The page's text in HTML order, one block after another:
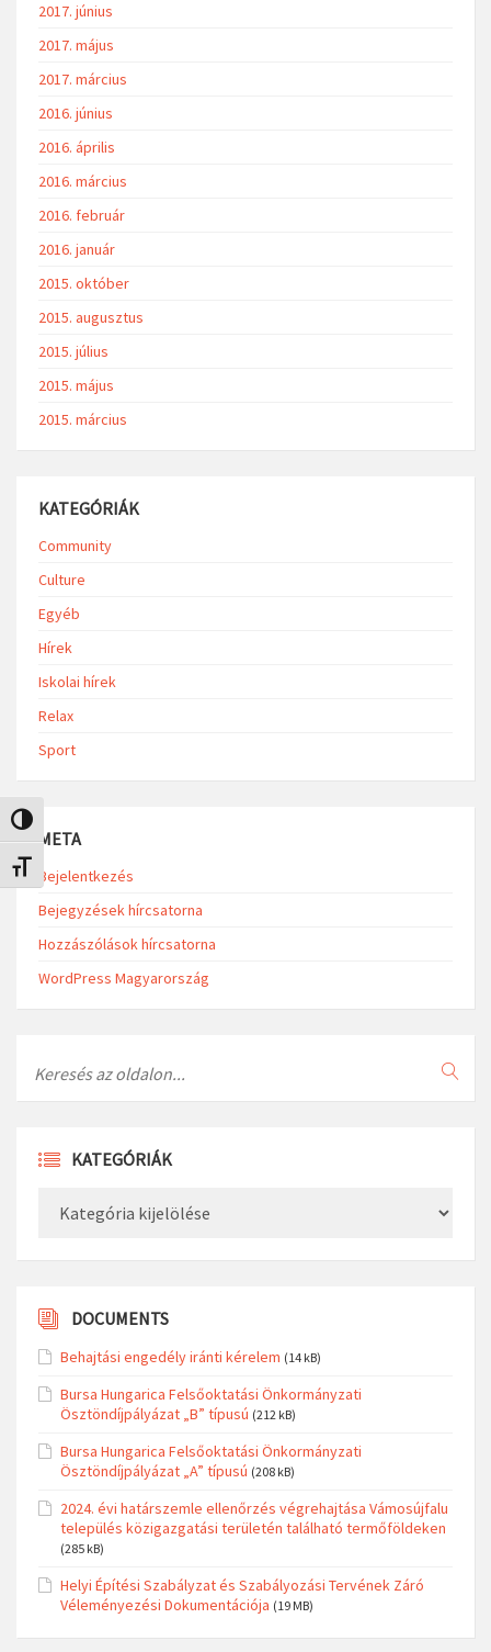
Nagy kontraszt váltása
Betűméret váltása
2017. június
2017. május
2017. március
2016. június
2016. április
2016. március
2016. február
2016. január
2015. október
2015. augusztus
2015. július
2015. május
2015. március
KATEGÓRIÁK
Community
Culture
Egyéb
Hírek
Iskolai hírek
Relax
Sport
META
Bejelentkezés
Bejegyzések hírcsatorna
Hozzászólások hírcsatorna
WordPress Magyarország
KATEGÓRIÁK
DOCUMENTS
Behajtási engedély iránti kérelem (14 kB)
Bursa Hungarica Felsőoktatási Önkormányzati
Ösztöndíjpályázat „B” típusú (212 kB)
Bursa Hungarica Felsőoktatási Önkormányzati
Ösztöndíjpályázat „A” típusú (208 kB)
2024. évi határszemle ellenőrzés végrehajtása Vámosújfalu
település közigazgatási területén található termőföldeken
(285 kB)
Helyi Építési Szabályzat és Szabályozási Tervének Záró
Véleményezési Dokumentációja (19 MB)